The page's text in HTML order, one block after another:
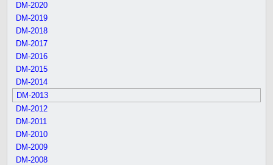
DM-2020
DM-2019
DM-2018
DM-2017
DM-2016
DM-2015
DM-2014
DM-2013
DM-2012
DM-2011
DM-2010
DM-2009
DM-2008